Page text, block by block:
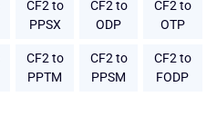
CF2 to
PPSX
CF2 to
ODP
CF2 to
OTP
CF2 to
PPTM
CF2 to
PPSM
CF2 to
FODP